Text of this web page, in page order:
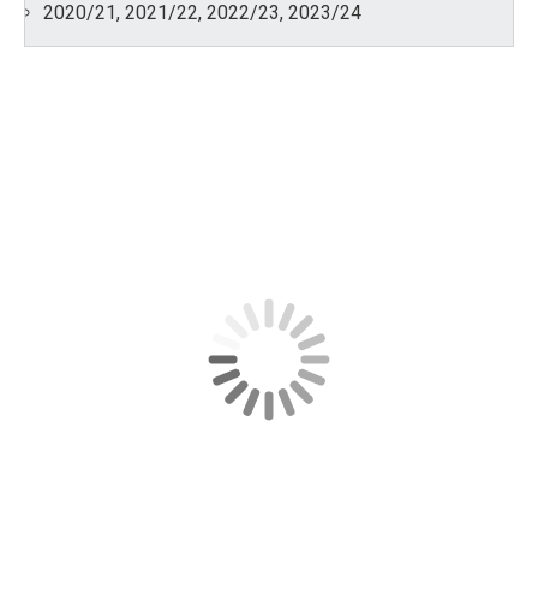
2020/21, 2021/22, 2022/23, 2023/24